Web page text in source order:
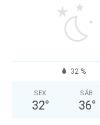
32 %
SEX
32°
SÁB
36°